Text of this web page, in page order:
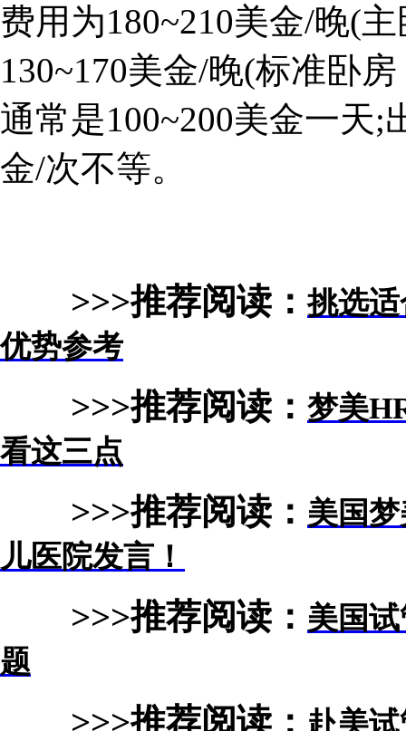
费用为180~210美金/晚(
130~170美金/晚(标准卧
通常是100~200美金一天
金/次不等。
>>>推荐阅读：挑选
优势参考
>>>推荐阅读： 梦美
看这三点
>>>推荐阅读： 美国
儿医院发言！
>>>推荐阅读： 美国
题
>>>推荐阅读： 赴美